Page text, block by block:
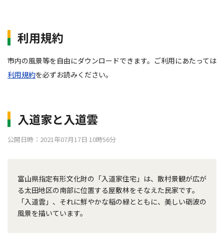
利用規約
市内の風景等を自由にダウンロードできます。ご利用にあたっては
利用規約を必ずお読みください。
入道家と入道雲
公開日時：2021年07月17日 10時56分
富山県指定有形文化財の「入道家住宅」は、散村景観が広が
る太田地区の南部に位置する屋敷林をそなえた民家です。
「入道雲」、それに鮮やかな稲の緑とともに、美しい砺波の
風景を描いています。